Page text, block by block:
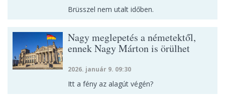
Brüsszel nem utalt időben.
Nagy meglepetés a németektől,
ennek Nagy Márton is örülhet
2026. január 9. 09:30
Itt a fény az alagút végén?